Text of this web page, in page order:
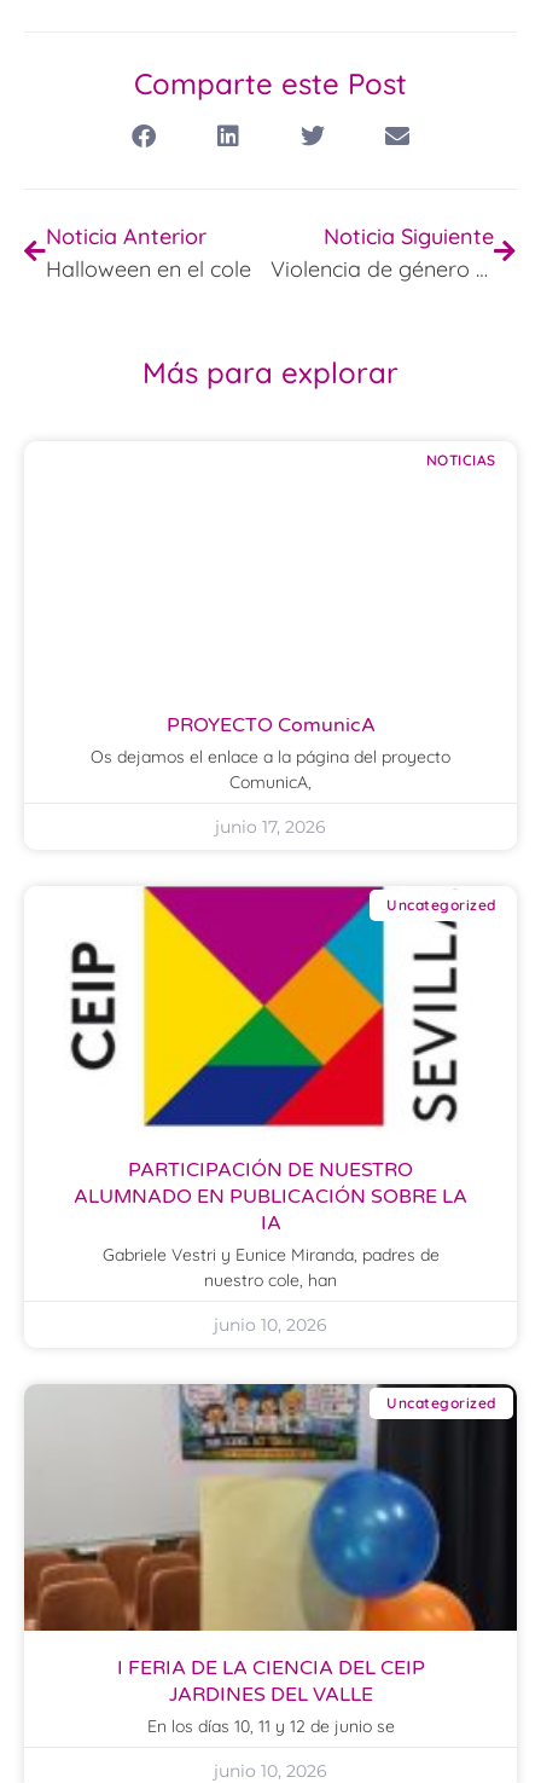
Comparte este Post
Noticia Anterior
Halloween en el cole
Noticia Siguiente
Violencia de género en el cole
Más para explorar
NOTICIAS
PROYECTO ComunicA
Os dejamos el enlace a la página del proyecto
ComunicA,
junio 17, 2026
Uncategorized
PARTICIPACIÓN DE NUESTRO
ALUMNADO EN PUBLICACIÓN SOBRE LA
IA
Gabriele Vestri y Eunice Miranda, padres de
nuestro cole, han
junio 10, 2026
Uncategorized
I FERIA DE LA CIENCIA DEL CEIP
JARDINES DEL VALLE
En los días 10, 11 y 12 de junio se
junio 10, 2026